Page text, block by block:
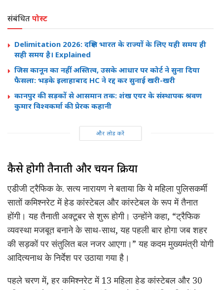
संबंधितपोस्ट
Delimitation 2026: दक्षिण भारत के राज्यों के लिए यही समय ही
सही समय है। Explained
जिस कानून का नहीं अस्तित्व, उसके आधार पर कोर्ट ने सुना दिया
फैसला: भड़के इलाहाबाद HC ने रद्द कर सुनाई खरी-खरी
कानपुर की सड़कों से आसमान तक: शंख एयर के संस्थापक श्रवण
कुमार विश्वकर्मा की प्रेरक कहानी
और लोड करें
कैसे होगी तैनाती और चयन प्रक्रिया
एडीजी ट्रैफिक के. सत्य नारायण ने बताया कि ये महिला पुलिसकर्मी
सातों कमिश्नरेट में हेड कांस्टेबल और कांस्टेबल के रूप में तैनात
होंगी। यह तैनाती अक्टूबर से शुरू होगी। उन्होंने कहा, “ट्रैफिक
व्यवस्था मजबूत बनाने के साथ-साथ, यह पहली बार होगा जब शहर
की सड़कों पर संतुलित बल नजर आएगा।” यह कदम मुख्यमंत्री योगी
आदित्यनाथ के निर्देश पर उठाया गया है।
पहले चरण में, हर कमिश्नरेट में 13 महिला हेड कांस्टेबल और 30